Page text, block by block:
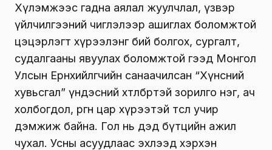
Хүлэмжээс гадна аялал жуулчлал, үзвэр
үйлчилгээний чиглэлээр ашиглах боломжтой
цэцэрлэгт хүрээлэнг бий болгох, сургалт,
судалгааны явуулах боломжтой гээд Монгол
Улсын Ерөнхийлөгчийн санаачилсан “Хүнсний
хувьсгал” үндэсний хөтөлбөртэй зорилго нэг, ач
холбогдол, өргөн цар хүрээтэй төсөл учир
дэмжиж байна. Гол нь дэд бүтцийн ажил
чухал. Усны асуудлаас эхлээд хэрхэн